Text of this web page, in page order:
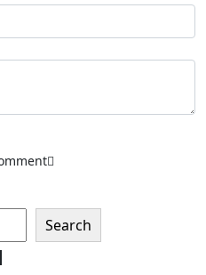
Search